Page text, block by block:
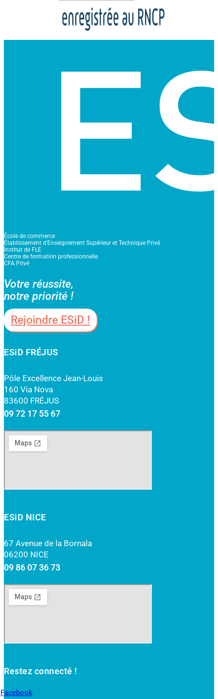
École de commerce
Établissement d'Enseignement Supérieur et Technique Privé
Institut de FLE
Centre de formation professionnelle
CFA Privé
Votre réussite,
notre priorité !
Rejoindre ESiD !
ESiD FRÉJUS
Pôle Excellence Jean-Louis
160 Via Nova
83600 FRÉJUS
09 72 17 55 67
ESiD NICE
67 Avenue de la Bornala
06200 NICE
09 86 07 36 73
Restez connecté !
Facebook